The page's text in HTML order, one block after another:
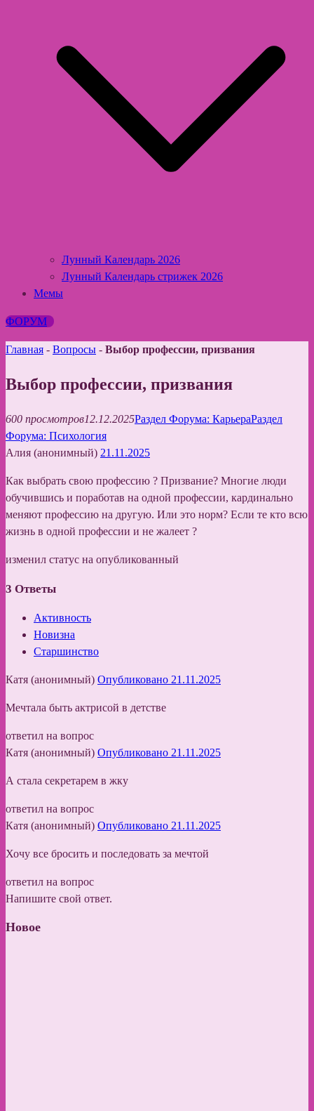
Лунный Календарь 2026
Лунный Календарь стрижек 2026
Мемы
ФОРУМ
Главная - Вопросы - Выбор профессии, призвания
Выбор профессии, призвания
600 просмотров12.12.2025Раздел Форума: КарьераРаздел
Форума: Психология
Алия (анонимный) 21.11.2025
Как выбрать свою профессию ? Призвание? Многие люди
обучившись и поработав на одной профессии, кардинально
меняют профессию на другую. Или это норм? Если те кто всю
жизнь в одной профессии и не жалеет ?
изменил статус на опубликованный
3 Ответы
Активность
Новизна
Старшинство
Катя (анонимный) Опубликовано 21.11.2025
Мечтала быть актрисой в детстве
ответил на вопрос
Катя (анонимный) Опубликовано 21.11.2025
А стала секретарем в жку
ответил на вопрос
Катя (анонимный) Опубликовано 21.11.2025
Хочу все бросить и последовать за мечтой
ответил на вопрос
Напишите свой ответ.
Новое